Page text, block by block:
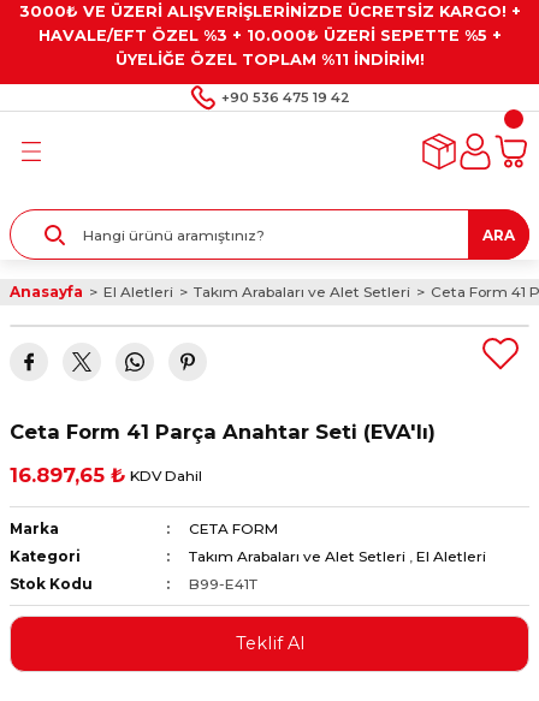
3000₺ VE ÜZERİ ALIŞVERİŞLERİNİZDE ÜCRETSİZ KARGO! +
HAVALE/EFT ÖZEL %3 + 10.000₺ ÜZERİ SEPETTE %5 +
ÜYELİĞE ÖZEL TOPLAM %11 İNDİRİM!
+90 536 475 19 42
Geri Dön
Geri Dön
Geri Dön
Gresler
Geri Dön
Alet Setleri
ve Multimetreler
ve Penseler
Geri Dön
Taşları ve
ARA
Anasayfa El Aletleri Takım Arabaları ve Alet Setleri Ceta Form 41
Ceta Form 41 Parça Anahtar Seti (EVA'lı)
16.897,65 ₺ KDV Dahil
Marka
CETA FORM
Kategori
Takım Arabaları ve Alet Setleri , El Aletleri
Stok Kodu
B99-E41T
Teklif Al